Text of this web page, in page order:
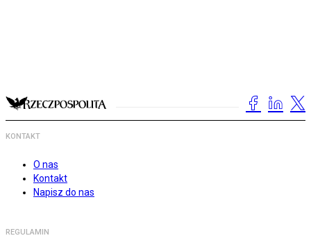
KONTAKT
O nas
Kontakt
Napisz do nas
REGULAMIN